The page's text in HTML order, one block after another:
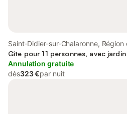
Saint-Didier-sur-Chalaronne,
Gîte pour 11 personnes, avec
Annulation gratuite
dès323 €par nuit